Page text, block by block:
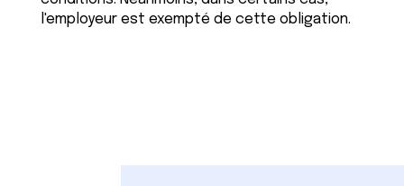
l'employeur est exempté de cette obligation.